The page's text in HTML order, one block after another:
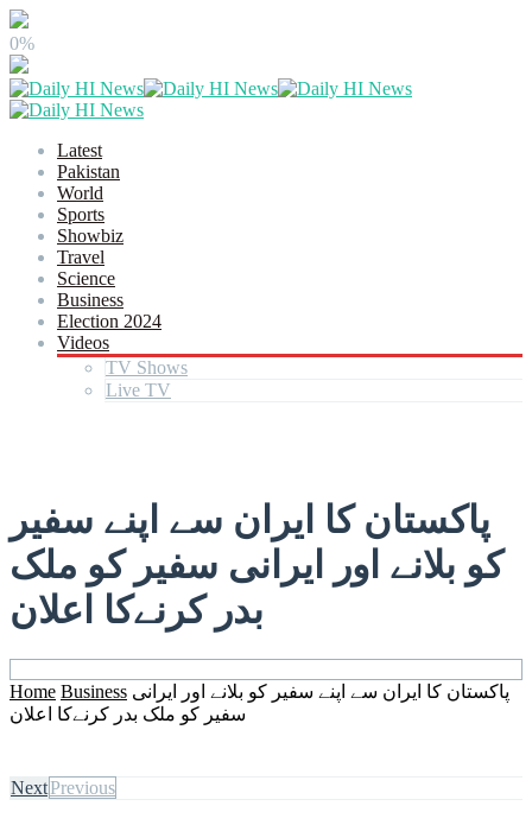
0%
Latest
Pakistan
World
Sports
Showbiz
Travel
Science
Business
Election 2024
Videos
TV Shows
Live TV
پاکستان کا ایران سے اپنے سفیر
کو بلانے اور ایرانی سفیر کو ملک
بدر کرنےکا اعلان
Home Business پاکستان کا ایران سے اپنے سفیر کو بلانے اور ایرانی
سفیر کو ملک بدر کرنےکا اعلان
NextPrevious